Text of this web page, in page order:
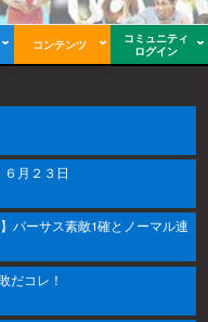
コンテンツ
コミュニティ
ログイン
月２３日
バーサス素敵1確とノーマル連
だコレ！